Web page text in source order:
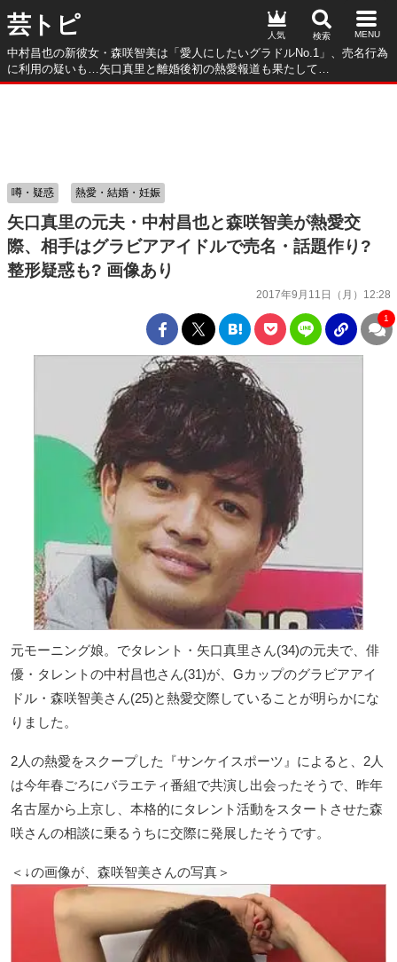
芸トピ
中村昌也の新彼女・森咲智美は「愛人にしたいグラドルNo.1」、売名行為
に利用の疑いも…矢口真里と離婚後初の熱愛報道も果たして…
人気
矢口真里の元夫・中村昌也と森咲智美が熱愛交
際、相手はグラビアアイドルで売名・話題作り?
整形疑惑も? 画像あり
2017年9月11日（月）12:28
噂・疑惑 熱愛・結婚・妊娠
1
元モーニング娘。でタレント・矢口真里さん(34)の元夫で、俳
優・タレントの中村昌也さん(31)が、Gカップのグラビアアイ
ドル・森咲智美さん(25)と熱愛交際していることが明らかにな
りました。
2人の熱愛をスクープした『サンケイスポーツ』によると、2人
は今年春ごろにバラエティ番組で共演し出会ったそうで、昨年
名古屋から上京し、本格的にタレント活動をスタートさせた森
咲さんの相談に乗るうちに交際に発展したそうです。
＜↓の画像が、森咲智美さんの写真＞